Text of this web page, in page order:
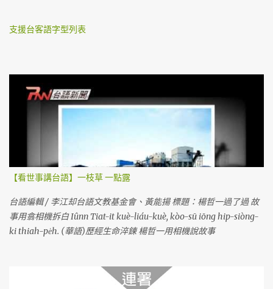
支援台客語字型列表
【看世事講台語】一枝草 一點露
台語編輯 / 李江却台語文教基金會、黃能揚 標題：楊哲一過了過 故
事用翕相機拆白 Iûnn Tiat-it kuè-liáu-kuè, kòo-sū iōng hip-siòng-
ki thiah-pe̍h. (華語)歷經生命淬鍊 楊哲一用相機說故事